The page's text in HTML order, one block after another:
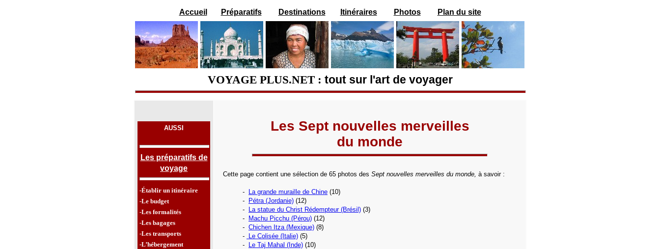
Accueil Préparatifs Destinations Itinéraires Photos Plan du site
VOYAGE PLUS.NET : tout sur l'art de voyager
AUSSI
Les préparatifs de
voyage
-Établir un itinéraire
-Le budget
-Les formalités
-Les bagages
-Les transports
-L’hébergement
Les Sept nouvelles merveilles
du monde
Cette page contient une sélection de 65 photos des Sept nouvelles merveilles du monde, à savoir :
- La grande muraille de Chine (10)
-
Pétra (Jordanie) (12)
-
La statue du Christ Rédempteur (Brésil) (3)
-
Machu Picchu (Pérou) (12)
- Chichen Itza (Mexique) (8)
-
Le Colisée (Italie) (5)
-
Le Taj Mahal (Inde) (10)